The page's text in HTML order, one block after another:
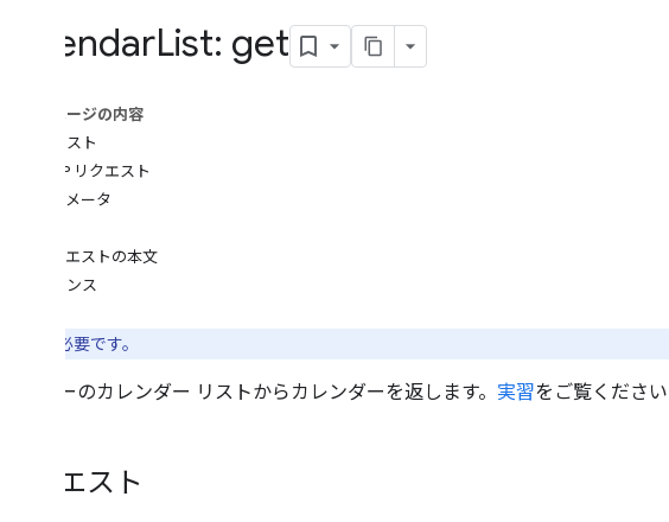
CalendarList: get
このページの内容
リクエスト
HTTP リクエスト
パラメータ
リクエストの本文
レスポンス
が必要です。
ユーザーのカレンダー リストからカレンダーを返します。 実習をご覧くださ
リクエスト